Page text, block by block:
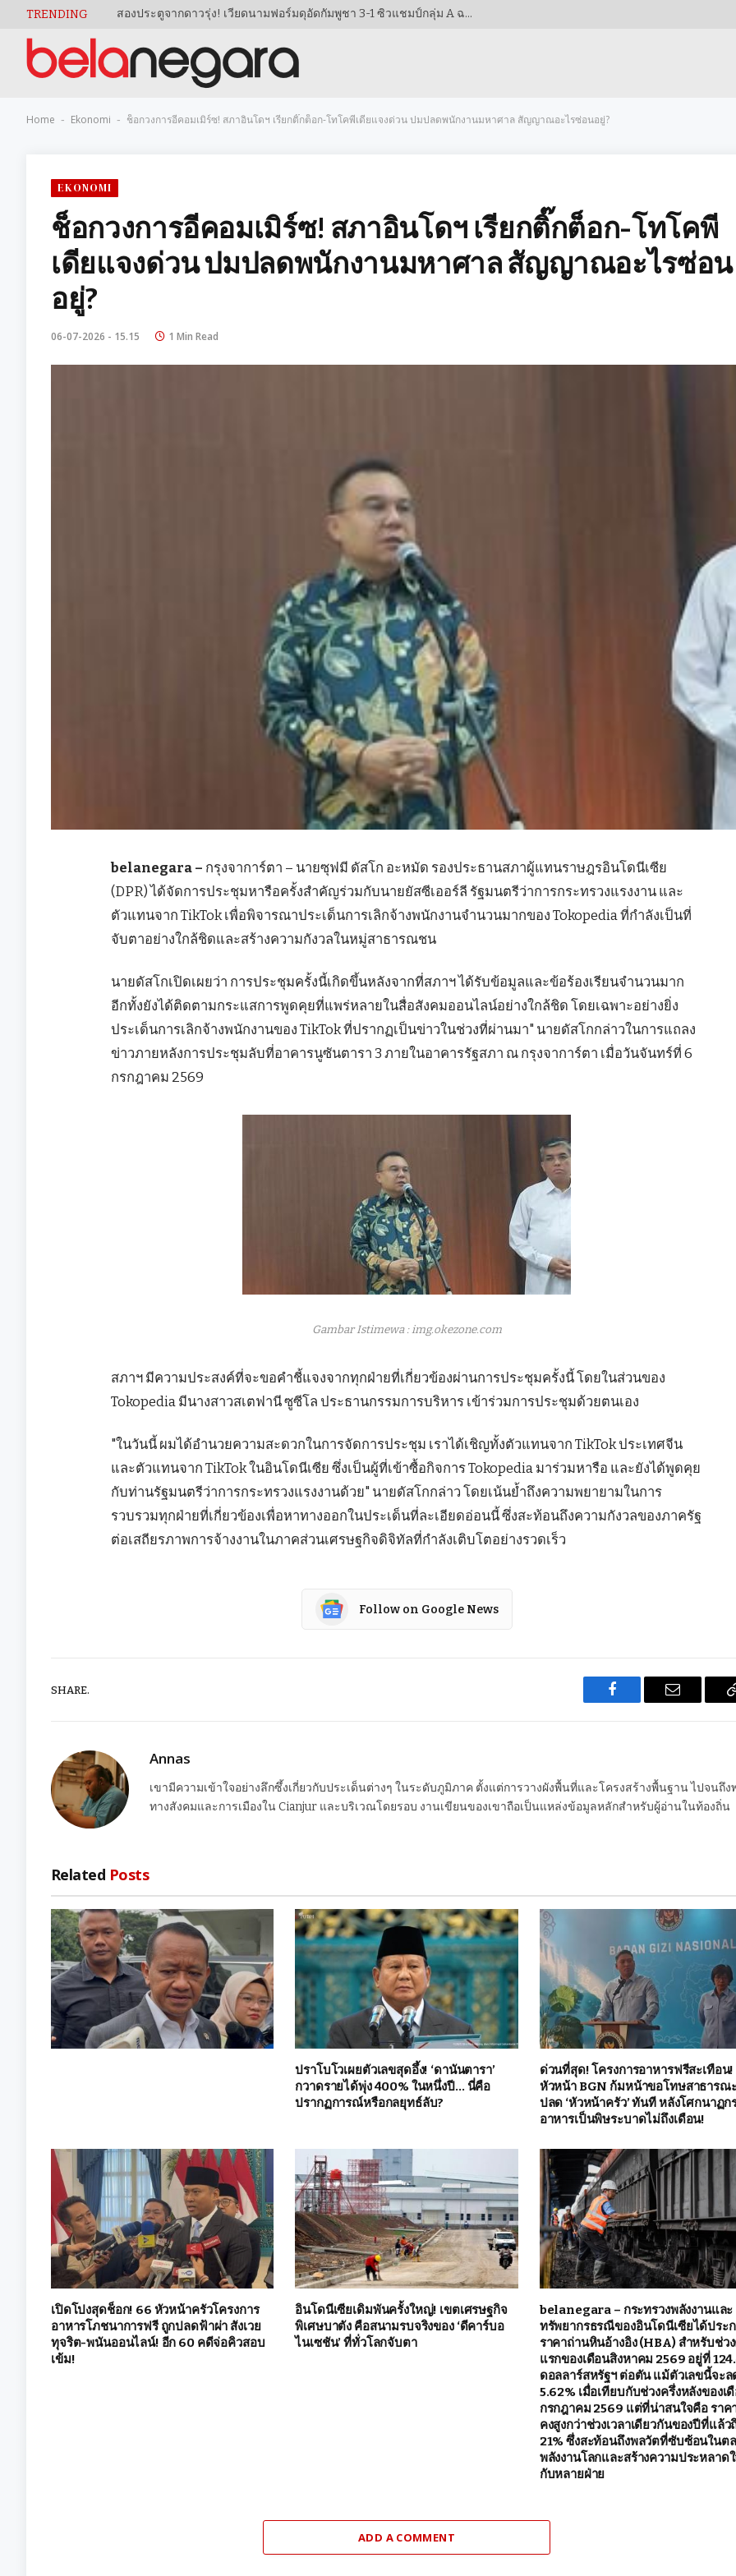
TRENDING สองประตูจากดาวรุ่ง! เวียดนามฟอร์มดุอัดกัมพูชา 3-1 ซิวแชมป์กลุ่ม A ฉลุยรอบรองฯ AFF CUP 2026!
Home - Ekonomi - ช็อกวงการอีคอมเมิร์ซ! สภาอินโดฯ เรียกติ๊กต็อก-โทโคพีเดียแจงด่วน ปมปลดพนักงานมหาศาล สัญญาณอะไรซ่อนอยู่?
EKONOMI
ช็อกวงการอีคอมเมิร์ซ! สภาอินโดฯ เรียกติ๊กต็อก-โทโคพี
เดียแจงด่วน ปมปลดพนักงานมหาศาล สัญญาณอะไรซ่อน
อยู่?
06-07-2026 - 15.15 1 Min Read
belanegara – กรุงจาการ์ตา – นายซุฟมี ดัสโก อะหมัด รองประธานสภาผู้แทนราษฎรอินโดนีเซีย
(DPR) ได้จัดการประชุมหารือครั้งสำคัญร่วมกับนายยัสซีเออร์ลี รัฐมนตรีว่าการกระทรวงแรงงาน และ
ตัวแทนจาก TikTok เพื่อพิจารณาประเด็นการเลิกจ้างพนักงานจำนวนมากของ Tokopedia ที่กำลังเป็นที่
จับตาอย่างใกล้ชิดและสร้างความกังวลในหมู่สาธารณชน
นายดัสโกเปิดเผยว่า การประชุมครั้งนี้เกิดขึ้นหลังจากที่สภาฯ ได้รับข้อมูลและข้อร้องเรียนจำนวนมาก
อีกทั้งยังได้ติดตามกระแสการพูดคุยที่แพร่หลายในสื่อสังคมออนไลน์อย่างใกล้ชิด โดยเฉพาะอย่างยิ่ง
ประเด็นการเลิกจ้างพนักงานของ TikTok ที่ปรากฏเป็นข่าวในช่วงที่ผ่านมา" นายดัสโกกล่าวในการแถลง
ข่าวภายหลังการประชุมลับที่อาคารนูซันตารา 3 ภายในอาคารรัฐสภา ณ กรุงจาการ์ตา เมื่อวันจันทร์ที่ 6
กรกฎาคม 2569
Gambar Istimewa : img.okezone.com
สภาฯ มีความประสงค์ที่จะขอคำชี้แจงจากทุกฝ่ายที่เกี่ยวข้องผ่านการประชุมครั้งนี้ โดยในส่วนของ
Tokopedia มีนางสาวสเตฟานี ซูซีโล ประธานกรรมการบริหาร เข้าร่วมการประชุมด้วยตนเอง
"ในวันนี้ ผมได้อำนวยความสะดวกในการจัดการประชุม เราได้เชิญทั้งตัวแทนจาก TikTok ประเทศจีน
และตัวแทนจาก TikTok ในอินโดนีเซีย ซึ่งเป็นผู้ที่เข้าซื้อกิจการ Tokopedia มาร่วมหารือ และยังได้พูดคุย
กับท่านรัฐมนตรีว่าการกระทรวงแรงงานด้วย" นายดัสโกกล่าว โดยเน้นย้ำถึงความพยายามในการ
รวบรวมทุกฝ่ายที่เกี่ยวข้องเพื่อหาทางออกในประเด็นที่ละเอียดอ่อนนี้ ซึ่งสะท้อนถึงความกังวลของภาครัฐ
ต่อเสถียรภาพการจ้างงานในภาคส่วนเศรษฐกิจดิจิทัลที่กำลังเติบโตอย่างรวดเร็ว
Follow on Google News
SHARE.
Facebook Email
Annas
เขามีความเข้าใจอย่างลึกซึ้งเกี่ยวกับประเด็นต่างๆ ในระดับภูมิภาค ตั้งแต่การวางผังพื้นที่และโครงสร้างพื้นฐาน ไปจนถึง
ทางสังคมและการเมืองใน Cianjur และบริเวณโดยรอบ งานเขียนของเขาถือเป็นแหล่งข้อมูลหลักสำหรับผู้อ่านในท้องถิ่น
Related Posts
ปราโบโวเผยตัวเลขสุดอึ้ง! ‘ดานันตารา’
กวาดรายได้พุ่ง 400% ในหนึ่งปี… นี่คือ
ปรากฏการณ์หรือกลยุทธ์ลับ?
ด่วนที่สุด! โครงการอาหารฟรีสะเทือน!
หัวหน้า BGN ก้มหน้าขอโทษสาธารณ
ปลด ‘หัวหน้าครัว’ ทันที หลังโศกนาฏก
อาหารเป็นพิษระบาดไม่ถึงเดือน!
เปิดโปงสุดช็อก! 66 หัวหน้าครัวโครงการ
อาหารโภชนาการฟรี ถูกปลดฟ้าผ่า สังเวย
ทุจริต-พนันออนไลน์! อีก 60 คดีจ่อคิวสอบ
เข้ม!
อินโดนีเซียเดิมพันครั้งใหญ่! เขตเศรษฐกิจ
พิเศษบาตัง คือสนามรบจริงของ ‘ดีคาร์บอ
ไนเซชัน’ ที่ทั่วโลกจับตา
belanegara – กระทรวงพลังงานและ
ทรัพยากรธรณีของอินโดนีเซียได้ประ
ราคาถ่านหินอ้างอิง (HBA) สำหรับช่ว
แรกของเดือนสิงหาคม 2569 อยู่ที่
ดอลลาร์สหรัฐฯ ต่อตัน แม้ตัวเลขนี้จะล
5.62% เมื่อเทียบกับช่วงครึ่งหลังของเ
กรกฎาคม 2569 แต่ที่น่าสนใจคือ ราค
คงสูงกว่าช่วงเวลาเดียวกันของปีที่แล้ว
21% ซึ่งสะท้อนถึงพลวัตที่ซับซ้อนในต
พลังงานโลกและสร้างความประหลาด
กับหลายฝ่าย
ADD A COMMENT